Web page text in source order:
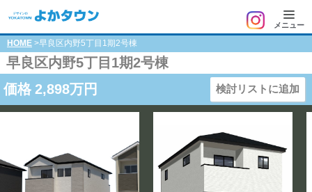
メニュー
HOME >早良区内野5丁目1期2号棟
早良区内野5丁目1期2号棟
価格 2,898万円 検討リストに追加